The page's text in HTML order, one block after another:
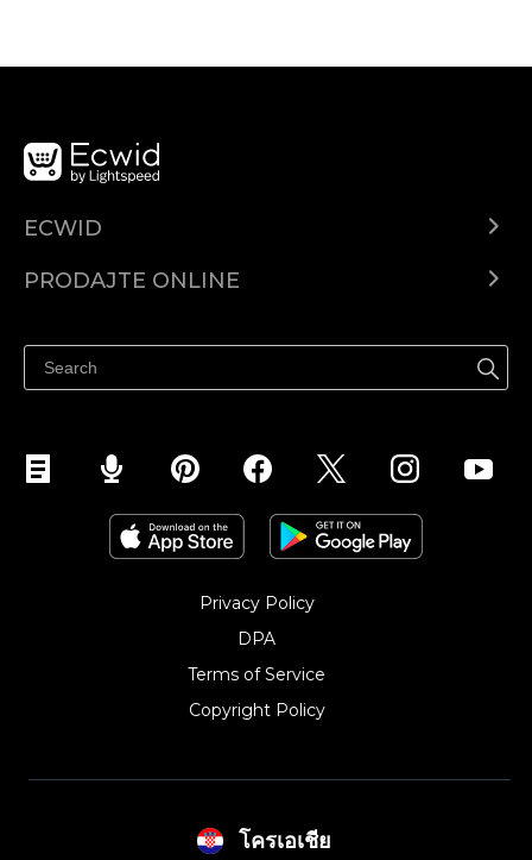
ECWID
PRODAJTE ONLINE
Privacy Policy
DPA
Terms of Service
Copyright Policy‎
โครเอเชีย